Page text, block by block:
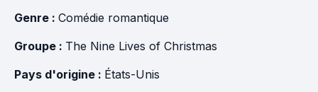
Genre : Comédie romantique
Groupe : The Nine Lives of Christmas
Pays d'origine : États-Unis